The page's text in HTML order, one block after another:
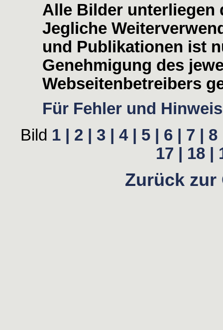
Alle Bilder unterliegen
Jegliche
und Publikationen ist
Genehmigung des
Webseitenbetreibers
Für Fehler und
Bild 1 | 2 | 3 | 4 | 5 | 6 | 7 |
8
17 |
18 |
Zurück zur